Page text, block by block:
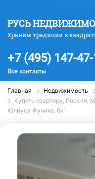
РУСЬ
Храним традиции в
+7 (495) 147-
Все контакты
Главная Недвижимость
Купить квартиру, Россия,
Юлиуса Фучика, 6к1